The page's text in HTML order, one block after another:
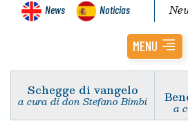
News Noticias
MENU
Schegge di vangelo
a cura di don Stefano Bimbi a